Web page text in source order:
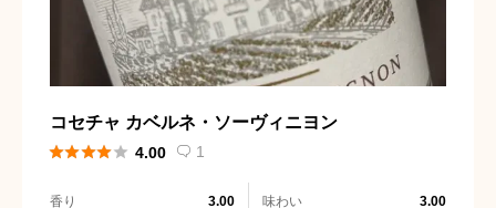
コセチャ カベルネ・ソーヴィニヨン
 4.00  1
香り 3.00 味わい 3.00